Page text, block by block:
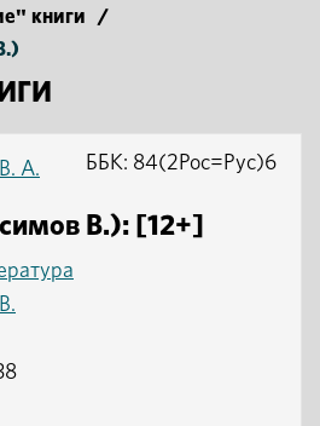
книги
/
А.
В.): [12+]
ББК: 84(2Рос=Рус)6